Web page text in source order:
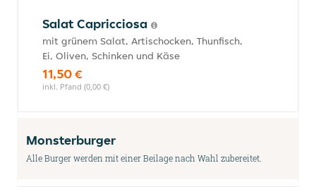
Salat Capricciosa
mit grünem Salat, Artischocken, Thunfisch,
Ei, Oliven, Schinken und Käse
11,50 €
inkl. Pfand (0,00 €)
Monsterburger
Alle Burger werden mit einer Beilage nach Wahl zubereitet.